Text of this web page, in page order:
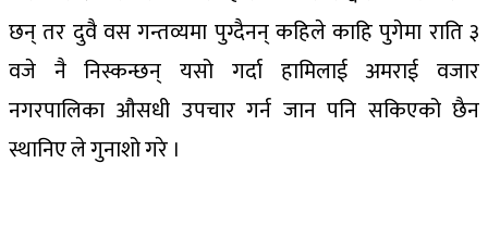
छन् तर दुवै वस गन्तव्यमा पुग्दैनन् कहिले काहि पुगेमा राति ३
वजे नै निस्कन्छन् यसो गर्दा हामिलाई अमराई वजार
नगरपालिका औसधी उपचार गर्न जान पनि सकिएको छैन
स्थानिए ले गुनाशो गरे ।